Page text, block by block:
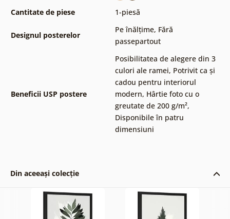
Cantitate de piese
1-piesă
Designul posterelor
Pe înălțime, Fără
passepartout
Beneficii USP postere
Posibilitatea de alegere din 3
culori ale ramei, Potrivit ca și
cadou pentru interiorul
modern, Hârtie foto cu o
greutate de 200 g/m²,
Disponibile în patru
dimensiuni
Din aceeași colecție